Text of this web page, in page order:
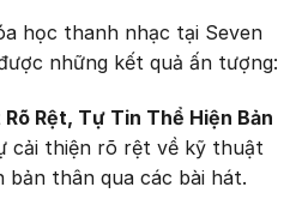
học thanh nhạc tại Seven
những kết quả ấn tượng:
Rệt, Tự Tin Thể Hiện Bản
cải thiện rõ rệt về kỹ thuật
thân qua các bài hát.